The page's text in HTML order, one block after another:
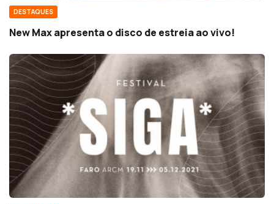
DESTAQUES
New Max apresenta o disco de estreia ao vivo!